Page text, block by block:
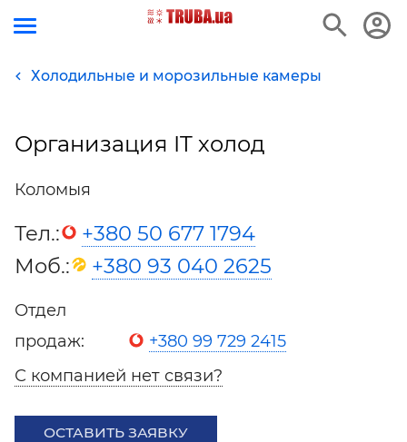
Холодильные и морозильные камеры
Организация IT холод
Коломыя
Тел.:
+380 50 677 1794
Моб.:
+380 93 040 2625
Отдел
продаж:
+380 99 729 2415
С компанией нет связи?
ОСТАВИТЬ ЗАЯВКУ